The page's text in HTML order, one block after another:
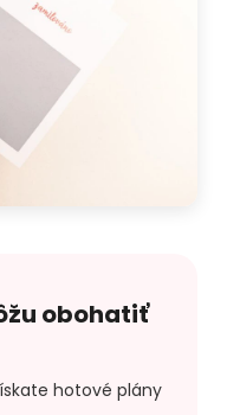
obohatiť
hotové plány